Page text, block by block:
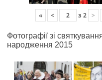
« < з 2 >
Фотографії зі
народження 2015